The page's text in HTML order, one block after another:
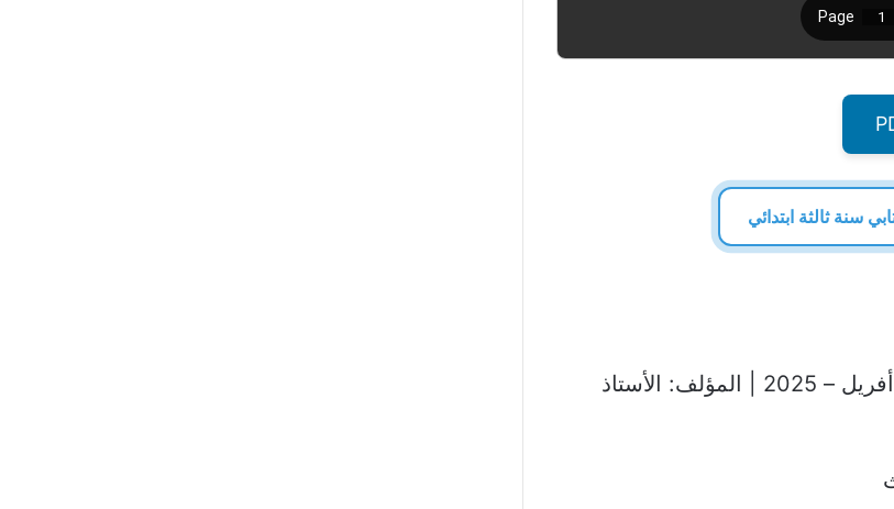
سنة ثالثة ابتدائي
كتاب متعة الاختبارات سنة 3 ثلاثى 3 أفريل – 2025 | المؤلف: الأستاذ